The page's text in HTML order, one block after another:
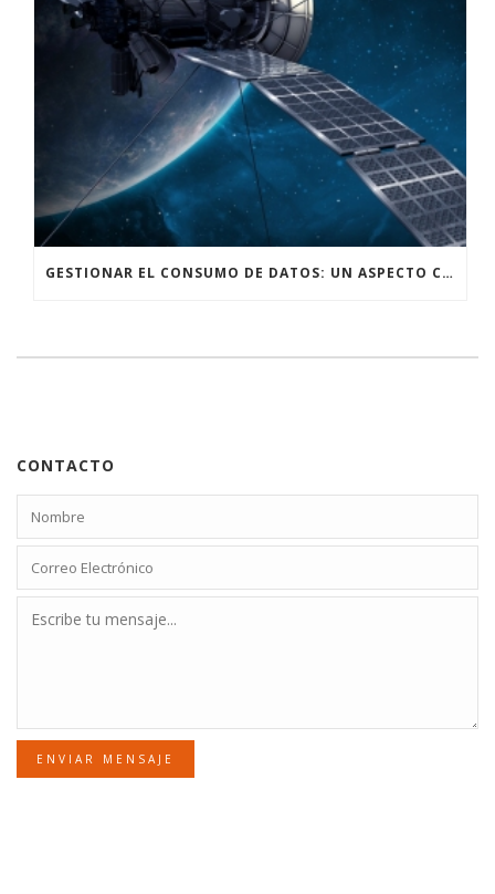
GESTIONAR EL CONSUMO DE DATOS: UN ASPECTO CRUCIAL AL UTILIZAR INTERNET SATELITAL
CONTACTO
ENVIAR MENSAJE